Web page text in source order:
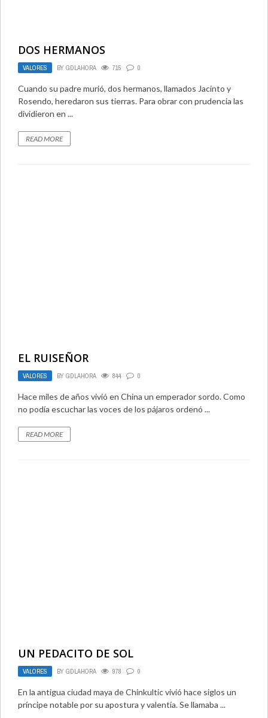
DOS HERMANOS
VALORES BY GDLAHORA 715 0
Cuando su padre murió, dos hermanos, llamados Jacinto y
Rosendo, heredaron sus tierras. Para obrar con prudencia las
dividieron en ...
READ MORE
EL RUISEÑOR
VALORES BY GDLAHORA 844 0
Hace miles de años vivió en China un emperador sordo. Como
no podía escuchar las voces de los pájaros ordenó ...
READ MORE
UN PEDACITO DE SOL
VALORES BY GDLAHORA 978 0
En la antigua ciudad maya de Chinkultic vivió hace siglos un
príncipe notable por su apostura y valentía. Se llamaba ...